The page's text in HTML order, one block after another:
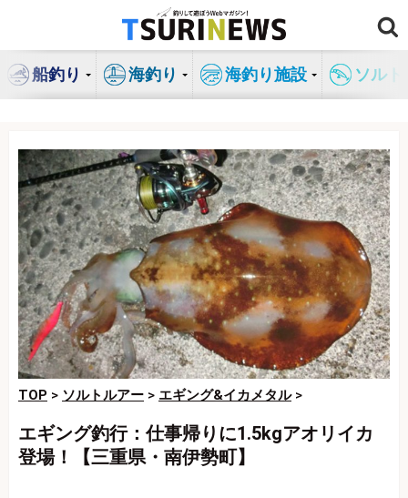
ン
船釣り 海釣り 海釣り施設 ソル
TOP > ソルトルアー > エギング&イカメタル>
エギング釣行：仕事帰りに1.5kgアオリイカ
登場！【三重県・南伊勢町】